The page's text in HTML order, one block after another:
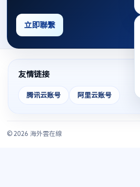
立即聯繫
友情链接
腾讯云账号 阿里云账号
© 2026 海外雲在線